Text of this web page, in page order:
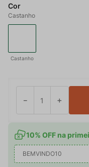
Cor
Castanho
Castanho
＋
－
10% OFF na
BEMVINDO10